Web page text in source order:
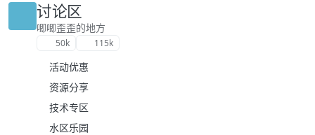
讨论区
唧唧歪歪的地方
50k 115k
活动优惠
资源分享
技术专区
水区乐园